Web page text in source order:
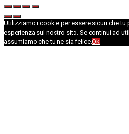
Utilizziamo i cookie per essere sicuri che tu
esperienza sul nostro sito. Se continui ad
assumiamo che tu ne sia felice.Ok